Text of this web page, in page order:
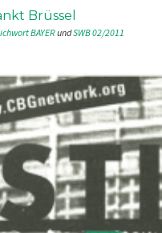
Brüssel
BAYER und SWB 02/2011